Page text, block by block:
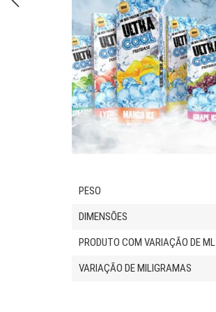
PESO
DIMENSÕES
PRODUTO COM VARIAÇÃO DE ML
VARIAÇÃO DE MILIGRAMAS